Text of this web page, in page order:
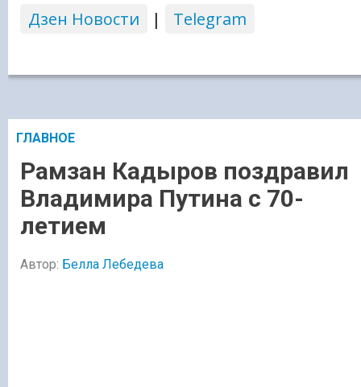
Дзен Новости
| Telegram
ГЛАВНОЕ
Рамзан Кадыров поздравил
Владимира Путина с 70-
летием
Автор: Белла Лебедева